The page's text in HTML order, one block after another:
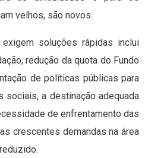
velhos, são novos.
soluções rápidas inclui
redução da quota do Fundo
de políticas públicas para
sociais, a destinação adequada
de enfrentamento das
crescentes demandas na área